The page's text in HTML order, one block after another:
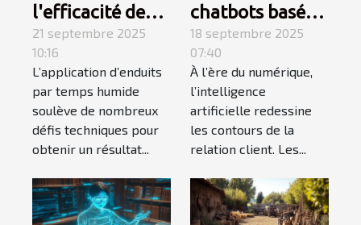
l'efficacité des
enduits par
temps humide :
stratégies et
conseils
21 septembre 2025
10:16
L’application d’enduits
par temps humide
soulève de nombreux
défis techniques pour
obtenir un résultat...
chatbots basés
sur l'IA
transforment-ils
le service client
?
18 septembre 2025
07:40
À l’ère du numérique,
l’intelligence
artificielle redessine
les contours de la
relation client. Les...